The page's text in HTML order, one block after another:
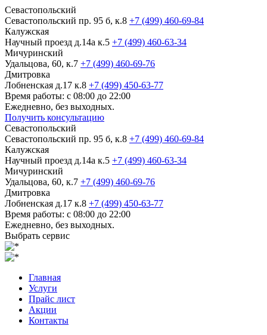
Севастопольский
Севастопольский пр. 95 б, к.8 +7 (499) 460-69-84
Калужская
Научный проезд д.14а к.5 +7 (499) 460-63-34
Мичуринский
Удальцова, 60, к.7 +7 (499) 460-69-76
Дмитровка
Лобненская д.17 к.8 +7 (499) 450-63-77
Время работы: с 08:00 до 22:00
Ежедневно, без выходных.
Получить консультацию
Севастопольский
Севастопольский пр. 95 б, к.8 +7 (499) 460-69-84
Калужская
Научный проезд д.14а к.5 +7 (499) 460-63-34
Мичуринский
Удальцова, 60, к.7 +7 (499) 460-69-76
Дмитровка
Лобненская д.17 к.8 +7 (499) 450-63-77
Время работы: с 08:00 до 22:00
Ежедневно, без выходных.
Выбрать сервис
Главная
Услуги
Прайс лист
Акции
Контакты